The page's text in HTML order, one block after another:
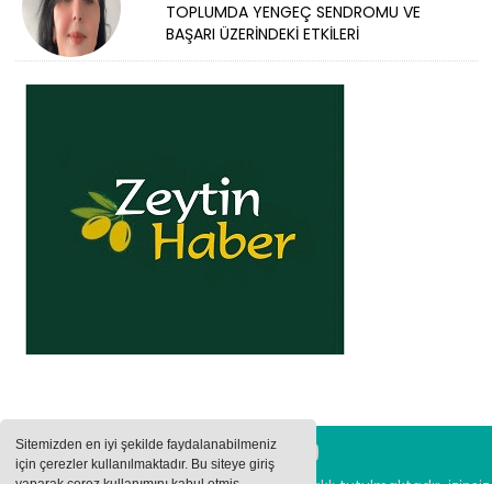
Sitemizden en iyi şekilde faydalanabilmeniz
için çerezler kullanılmaktadır. Bu siteye giriş
TOPLUMDA YENGEÇ SENDROMU VE
BAŞARI ÜZERİNDEKİ ETKİLERİ